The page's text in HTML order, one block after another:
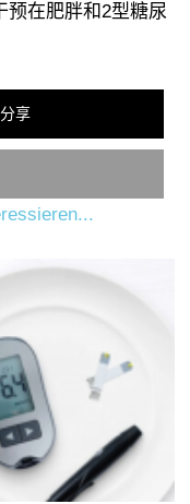
预在肥胖和2型糖尿
分享